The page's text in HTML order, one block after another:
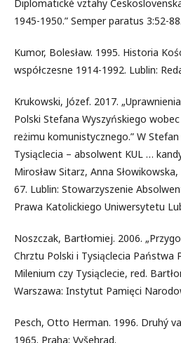
Diplomatické vztahy
1945-1950.” Semper paratus 3:52-88.
Kumor, Bolesław. 1995. Historia
współczesne 1914-1992. Lublin:
Krukowski, Józef. 2017.
Polski Stefana Wyszyńskiego
reżimu komunistycznego.” W
Tysiąclecia – absolwent KUL …
Mirosław Sitarz, Anna
67. Lublin: Stowarzyszenie
Prawa Katolickiego Uniwersytetu
Noszczak, Bartłomiej. 2006.
Chrztu Polski i Tysiąclecia Państwa
Milenium czy Tysiąclecie, red.
Warszawa: Instytut Pamięci
Pesch, Otto Herman. 1996. Druhý
1965. Praha: Vyšehrad.